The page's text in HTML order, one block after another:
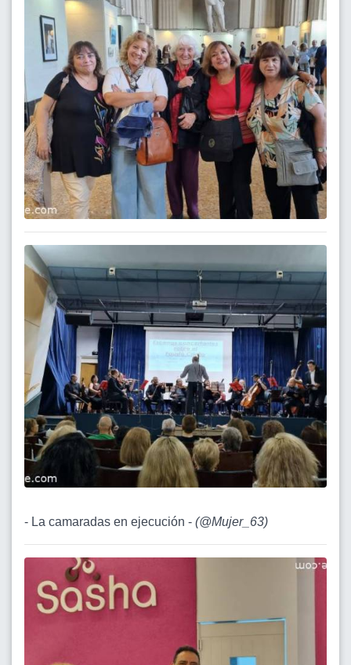
- La camaradas en ejecución - (@Mujer_63)